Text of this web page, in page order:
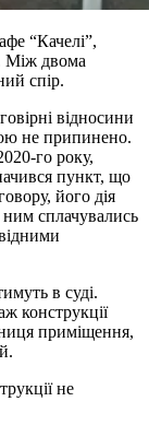
“Качелі”,
Між двома
спір.
відносини
не припинено.
го року,
пункт, що
його дія
сплачувались
в суді.
конструкції
приміщення,
не